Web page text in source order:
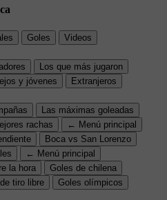
Goles
Videos
Los que más jugaron
y jóvenes
Extranjeros
Las máximas goleadas
rachas
← Menú principal
Boca vs San Lorenzo
← Menú principal
la hora
Goles de chilena
tiro libre
Goles olímpicos